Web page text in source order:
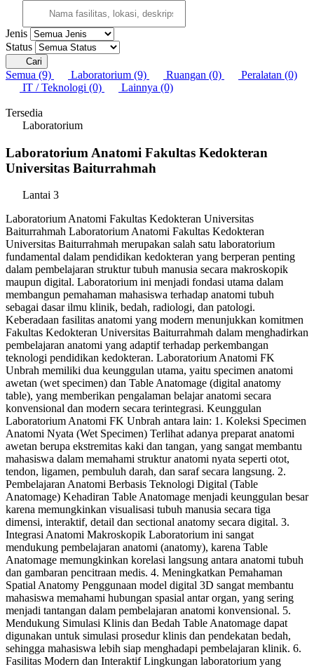
Jenis
Status
Cari
Semua (9) Laboratorium (9) Ruangan (0) Peralatan (0)
IT / Teknologi (0) Lainnya (0)
Tersedia
Laboratorium
Laboratorium Anatomi Fakultas Kedokteran
Universitas Baiturrahmah
Lantai 3
Laboratorium Anatomi Fakultas Kedokteran Universitas
Baiturrahmah Laboratorium Anatomi Fakultas Kedokteran
Universitas Baiturrahmah merupakan salah satu laboratorium
fundamental dalam pendidikan kedokteran yang berperan penting
dalam pembelajaran struktur tubuh manusia secara makroskopik
maupun digital. Laboratorium ini menjadi fondasi utama dalam
membangun pemahaman mahasiswa terhadap anatomi tubuh
sebagai dasar ilmu klinik, bedah, radiologi, dan patologi.
Keberadaan fasilitas anatomi yang modern menunjukkan komitmen
Fakultas Kedokteran Universitas Baiturrahmah dalam menghadirkan
pembelajaran anatomi yang adaptif terhadap perkembangan
teknologi pendidikan kedokteran. Laboratorium Anatomi FK
Unbrah memiliki dua keunggulan utama, yaitu specimen anatomi
awetan (wet specimen) dan Table Anatomage (digital anatomy
table), yang memberikan pengalaman belajar anatomi secara
konvensional dan modern secara terintegrasi. Keunggulan
Laboratorium Anatomi FK Unbrah antara lain: 1. Koleksi Specimen
Anatomi Nyata (Wet Specimen) Terlihat adanya preparat anatomi
awetan berupa ekstremitas kaki dan tangan, yang sangat membantu
mahasiswa dalam memahami struktur anatomi nyata seperti otot,
tendon, ligamen, pembuluh darah, dan saraf secara langsung. 2.
Pembelajaran Anatomi Berbasis Teknologi Digital (Table
Anatomage) Kehadiran Table Anatomage menjadi keunggulan besar
karena memungkinkan visualisasi tubuh manusia secara tiga
dimensi, interaktif, detail dan sectional anatomy secara digital. 3.
Integrasi Anatomi Makroskopik Laboratorium ini sangat
mendukung pembelajaran anatomi (anatomy), karena Table
Anatomage memungkinkan korelasi langsung antara anatomi tubuh
dan gambaran pencitraan medis. 4. Meningkatkan Pemahaman
Spatial Anatomy Penggunaan model digital 3D sangat membantu
mahasiswa memahami hubungan spasial antar organ, yang sering
menjadi tantangan dalam pembelajaran anatomi konvensional. 5.
Mendukung Simulasi Klinis dan Bedah Table Anatomage dapat
digunakan untuk simulasi prosedur klinis dan pendekatan bedah,
sehingga mahasiswa lebih siap menghadapi pembelajaran klinik. 6.
Fasilitas Modern dan Interaktif Lingkungan laboratorium yang